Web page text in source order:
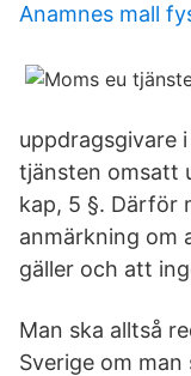
Anamnes mall
uppdragsgivare
tjänsten omsatt
kap, 5 §. Därför
anmärkning om
gäller och att
Man ska alltså
Sverige om